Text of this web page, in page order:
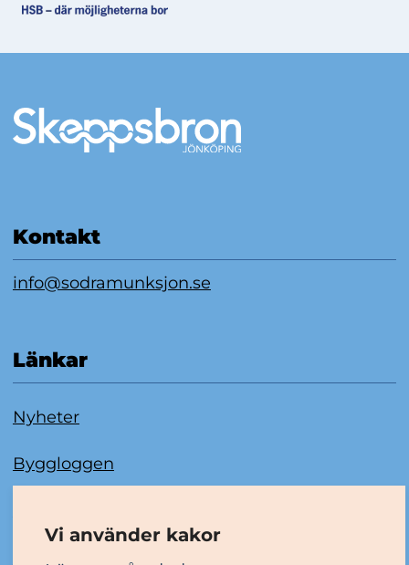
Vi använder kakor
Kontakt
info@sodramunksjon.se
Länkar
Nyheter
Byggloggen
Tillgänglighetsredogörelse